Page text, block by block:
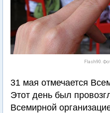
Flash90.
31 мая отмечается
Этот день был
Всемирной